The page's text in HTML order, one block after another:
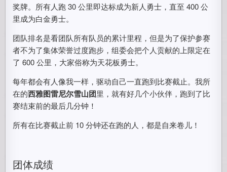
奖牌。所有人跑 30 公里即达标成为新人勇士，直至 400 公
里成为白金勇士。
团队排名是看团队所有队员的累计里程，但是为了保护参赛
者不为了集体荣誉过度跑步，组委会把个人贡献的上限定在
了 600 公里，大家俗称为天花板勇士。
每年都会有人像我一样，驱动自己一直跑到比赛截止。我所
在的西雅图雷尼尔雪山团里，就有好几个小伙伴，跑到了比
赛结束前的最后几分钟！
所有在比赛截止前 10 分钟还在跑的人，都是自来卷儿！
团体成绩